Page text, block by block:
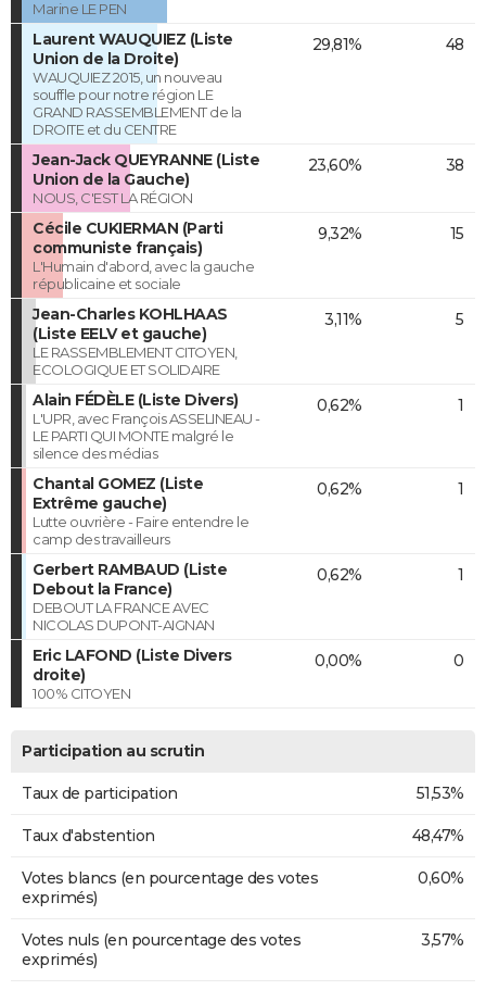
Marine LE PEN
Laurent WAUQUIEZ (Liste
Union de la Droite)
WAUQUIEZ 2015, un nouveau
souffle pour notre région LE
GRAND RASSEMBLEMENT de la
DROITE et du CENTRE
29,81% 48
Jean-Jack QUEYRANNE (Liste
Union de la Gauche)
NOUS, C'EST LA RÉGION
23,60% 38
Cécile CUKIERMAN (Parti
communiste français)
L'Humain d'abord, avec la gauche
républicaine et sociale
9,32% 15
Jean-Charles KOHLHAAS
(Liste EELV et gauche)
LE RASSEMBLEMENT CITOYEN,
ECOLOGIQUE ET SOLIDAIRE
3,11% 5
Alain FÉDÈLE (Liste Divers)
L'UPR, avec François ASSELINEAU -
LE PARTI QUI MONTE malgré le
silence des médias
0,62% 1
Chantal GOMEZ (Liste
Extrême gauche)
Lutte ouvrière - Faire entendre le
camp des travailleurs
0,62% 1
Gerbert RAMBAUD (Liste
Debout la France)
DEBOUT LA FRANCE AVEC
NICOLAS DUPONT-AIGNAN
0,62% 1
Eric LAFOND (Liste Divers
droite)
100% CITOYEN
0,00% 0
Participation au scrutin
Taux de participation 51,53%
Taux d'abstention 48,47%
Votes blancs (en pourcentage des votes
exprimés)
0,60%
Votes nuls (en pourcentage des votes
exprimés)
3,57%